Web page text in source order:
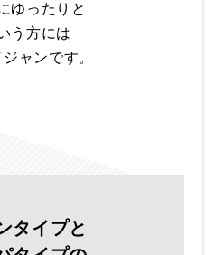
ゆったりと
う方には
ャンです。
タイプと